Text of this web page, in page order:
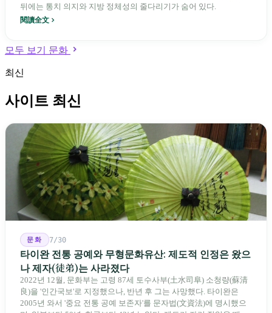
뒤에는 통치 의지와 지방 정체성의 줄다리기가 숨어 있다.
閱讀全文
모두 보기 문화
최신
사이트 최신
문화 7/30
타이완 전통 공예와 무형문화유산: 제도적 인정은 왔으
나 제자(徒弟)는 사라졌다
2022년 12월, 문화부는 고령 87세 토수사부(土水司阜) 소청량(蘇清
良)을 '인간국보'로 지정했으나, 반년 후 그는 사망했다. 타이완은
2005년 와서 '중요 전통 공예 보존자'를 문자법(文資法)에 명시했으